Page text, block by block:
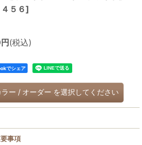
４５６]
円(税込)
でシェア
ー / オーダー を選択してください
事項